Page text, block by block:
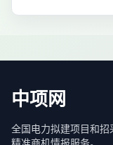
中项网
全国电力拟建项目和